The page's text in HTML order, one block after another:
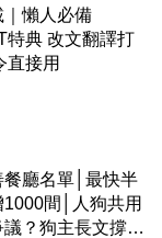
｜懶人必備
特典 改文翻譯打
直接用
餐廳名單│最快半
間│人狗共用
議？狗主長文撐